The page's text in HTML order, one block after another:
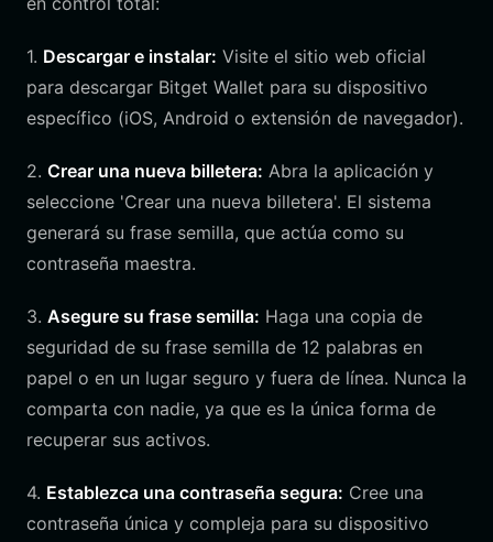
1. Descargar e instalar: Visite el sitio web oficial
para descargar Bitget Wallet para su dispositivo
específico (iOS, Android o extensión de navegador).
2. Crear una nueva billetera: Abra la aplicación y
seleccione 'Crear una nueva billetera'. El sistema
generará su frase semilla, que actúa como su
contraseña maestra.
3. Asegure su frase semilla: Haga una copia de
seguridad de su frase semilla de 12 palabras en
papel o en un lugar seguro y fuera de línea. Nunca la
comparta con nadie, ya que es la única forma de
recuperar sus activos.
4. Establezca una contraseña segura: Cree una
contraseña única y compleja para su dispositivo